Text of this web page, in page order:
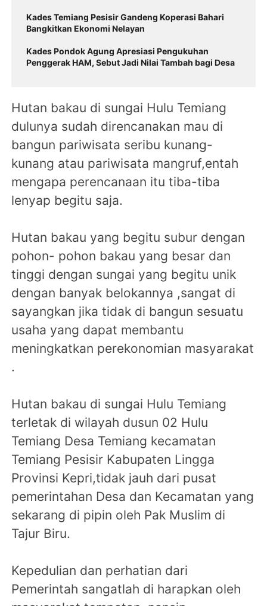
Kades Temiang Pesisir Gandeng Koperasi Bahari
Bangkitkan Ekonomi Nelayan
Kades Pondok Agung Apresiasi Pengukuhan
Penggerak HAM, Sebut Jadi Nilai Tambah bagi Desa
Hutan bakau di sungai Hulu Temiang
dulunya sudah direncanakan mau di
bangun pariwisata seribu kunang-
kunang atau pariwisata mangruf,entah
mengapa perencanaan itu tiba-tiba
lenyap begitu saja.
Hutan bakau yang begitu subur dengan
pohon- pohon bakau yang besar dan
tinggi dengan sungai yang begitu unik
dengan banyak belokannya ,sangat di
sayangkan jika tidak di bangun sesuatu
usaha yang dapat membantu
meningkatkan perekonomian masyarakat
.
Hutan bakau di sungai Hulu Temiang
terletak di wilayah dusun 02 Hulu
Temiang Desa Temiang kecamatan
Temiang Pesisir Kabupaten Lingga
Provinsi Kepri,tidak jauh dari pusat
pemerintahan Desa dan Kecamatan yang
sekarang di pipin oleh Pak Muslim di
Tajur Biru.
Kepedulian dan perhatian dari
Pemerintah sangatlah di harapkan oleh